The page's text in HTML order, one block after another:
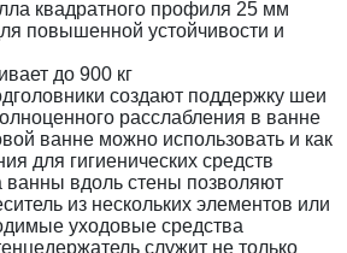
квадратного профиля 25 мм
повышенной устойчивости и
до 900 кг
создают поддержку шеи
расслабления в ванне
ванне можно использовать и как
для гигиенических средств
ванны вдоль стены позволяют
из нескольких элементов или
уходовые средства
служит не только